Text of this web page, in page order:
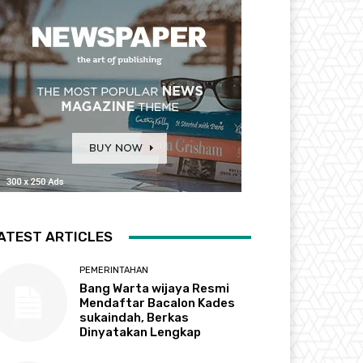
ARTICLES
PEMERINTAHAN
Bang Warta wijaya Resmi
Mendaftar Bacalon Kades
sukaindah, Berkas
Dinyatakan Lengkap